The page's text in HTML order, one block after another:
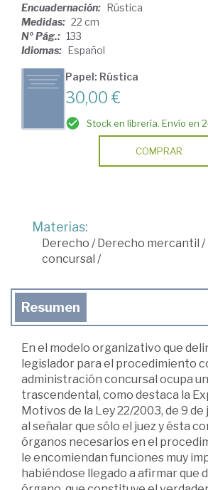
Encuadernación: Rústica
Medidas: 22 cm
Nº Pág.: 133
Idiomas: Español
Papel: Rústica
30,00 €
Stock en librería. Envío en
COMPRAR
Materias:
Derecho /Derecho mercantil /
concursal /
Resumen
En el modelo organizativo que
legislador para el procedimiento
administración concursal ocupa
trascendental, como destaca la
Motivos de la Ley 22/2003, de 9 de
al señalar que sólo el juez y ésta
órganos necesarios en el
le encomiendan funciones muy
habiéndose llegado a afirmar que